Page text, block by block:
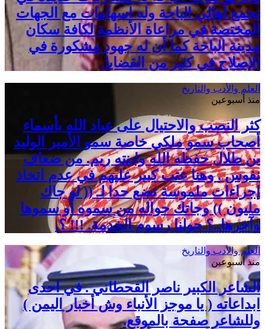
تجمع أهالي الباحة وله اسهامات مع الجهات
المختصة في مراعاة الأنظمة لكافة سكان
مدينة الباحة كما أن له جهود مشكورة في
الإصلاح في كثير من القضايا.
العلم والأدب والتاريخ
منذ أسبوعين
كثر النصب والاحتيال على عباد الله بأسماء
أصحاب سمو ملكي خاصة سمو الأمير الوليد
بن طلال حفظه الله وابنته ريم. من ضعاف
نفوس . وهنا عتب كبير عليهم في عدم اتخاذ
إجراءات ملموسة تضع حدا لـ (( لو جاك
مليون )) وجاتك حواله من سموه أو سموها
وآخرها..؟ حولنا رسوم الخدمة. !!! ؟.
العلم والأدب والتاريخ
منذ أسبوعين
الشاعر الكبير ناصر القحطاني . في احدى
ابداعاته ( يا موجز الأنباء وش أخبار اليمن )
وللشاعر صفحة بالموقع.